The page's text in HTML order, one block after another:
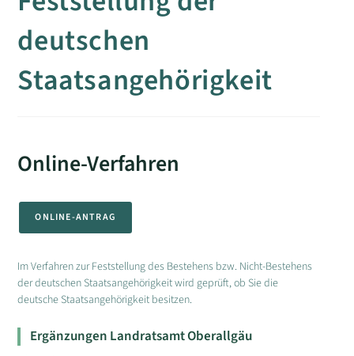
deutschen
Staatsangehörigkeit
Online-Verfahren
ONLINE-ANTRAG
Im Verfahren zur Feststellung des Bestehens bzw. Nicht-Bestehens
der deutschen Staatsangehörigkeit wird geprüft, ob Sie die
deutsche Staatsangehörigkeit besitzen.
Ergänzungen Landratsamt Oberallgäu